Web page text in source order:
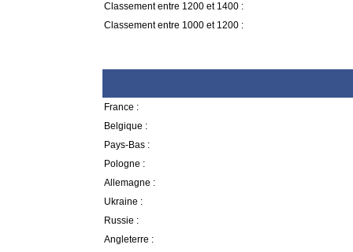
Classement entre 1200 et 1400 :
Classement entre 1000 et 1200 :
France :
Belgique :
Pays-Bas :
Pologne :
Allemagne :
Ukraine :
Russie :
Angleterre :